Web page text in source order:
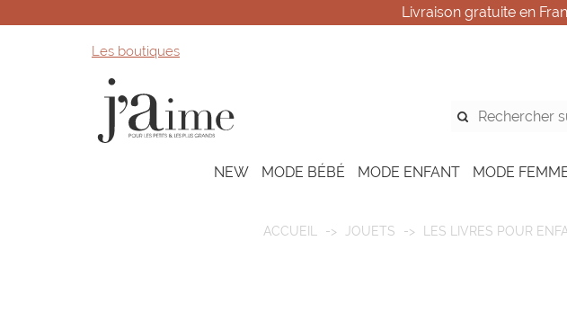
Livraison gratuite en
Les boutiques
NEW MODE BÉBÉ MODE ENFANT MODE
ACCUEIL JOUETS LES LIVRES POUR